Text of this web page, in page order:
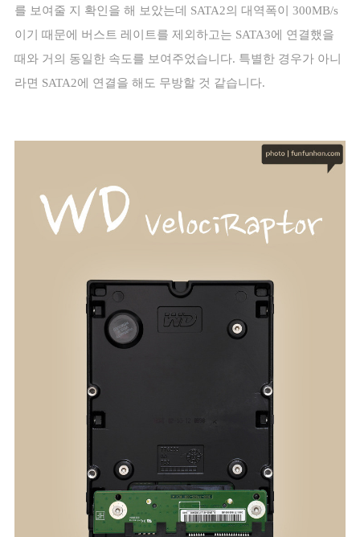
를 보여줄 지 확인을 해 보았는데 SATA2의 대역폭이
300MB/s
이기 때문에 버스트 레이트를 제외하고는 SATA3에 연결했을
때와 거의 동일한 속도를 보여주었습니다. 특별한 경우가 아니
라면 SATA2에 연결을 해도 무방할 것 같습니다.